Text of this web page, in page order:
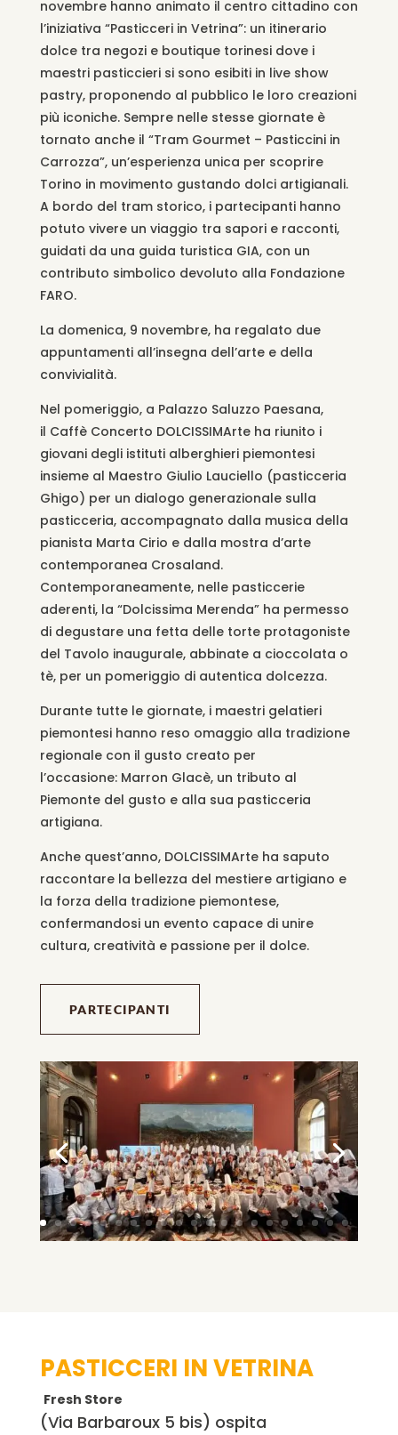
novembre hanno animato il centro cittadino con
l’iniziativa “Pasticceri in Vetrina”: un itinerario
dolce tra negozi e boutique torinesi dove i
maestri pasticcieri si sono esibiti in live show
pastry, proponendo al pubblico le loro creazioni
più iconiche. Sempre nelle stesse giornate è
tornato anche il “Tram Gourmet – Pasticcini in
Carrozza”, un’esperienza unica per scoprire
Torino in movimento gustando dolci artigianali.
A bordo del tram storico, i partecipanti hanno
potuto vivere un viaggio tra sapori e racconti,
guidati da una guida turistica GIA, con un
contributo simbolico devoluto alla Fondazione
FARO.
La domenica, 9 novembre, ha regalato due
appuntamenti all’insegna dell’arte e della
convivialità.
Nel pomeriggio, a Palazzo Saluzzo Paesana,
il Caffè Concerto DOLCISSIMArteha riunito i
giovani degli istituti alberghieri piemontesi
insieme al Maestro Giulio Lauciello (pasticceria
Ghigo) per un dialogo generazionale sulla
pasticceria, accompagnato dalla musica della
pianista Marta Cirio e dalla mostra d’arte
contemporanea Crosaland.
Contemporaneamente, nelle pasticcerie
aderenti, la “Dolcissima Merenda” ha permesso
di degustare una fetta delle torte protagoniste
del Tavolo inaugurale, abbinate a cioccolata o
tè, per un pomeriggio di autentica dolcezza.
Durante tutte le giornate, i maestri gelatieri
piemontesi hanno reso omaggio alla tradizione
regionale con il gusto creato per
l’occasione: Marron Glacè, un tributo al
Piemonte del gusto e alla sua pasticceria
artigiana.
Anche quest’anno, DOLCISSIMArteha saputo
raccontare la bellezza del mestiere artigiano e
la forza della tradizione piemontese,
confermandosi un evento capace di unire
cultura, creatività e passione per il dolce.
PARTECIPANTI
PASTICCERI IN VETRINA
Fresh Store
(Via Barbaroux 5 bis) ospita